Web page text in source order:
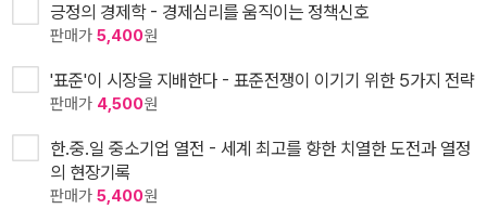
긍정의 경제학 - 경제심리를 움직이는 정책신호
판매가 5,400원
'표준'이 시장을 지배한다 - 표준전쟁이 이기기 위한 5가지 전략
판매가 4,500원
한.중.일 중소기업 열전 - 세계 최고를 향한 치열한 도전과 열정
의 현장기록
판매가 5,400원